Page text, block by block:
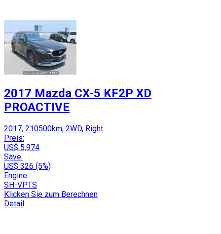
2017 Mazda CX-5 KF2P XD
PROACTIVE
2017, 210500km, 2WD, Right
Preis:
US$ 5,974
Save:
US$ 326 (5%)
Engine:
SH-VPTS
Klicken Sie zum Berechnen
Detail